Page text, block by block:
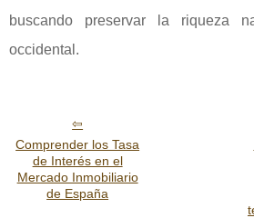
buscando preservar la riqueza
occidental.
Comprender los Tasa
de Interés en el
Mercado Inmobiliario
de España